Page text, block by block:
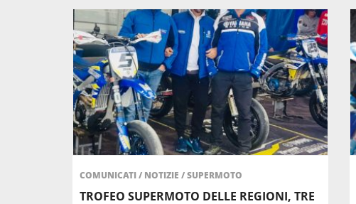
COMUNICATI/ NOTIZIE /SUPERMOTO
TROFEO SUPERMOTO DELLE REGIONI, TRE